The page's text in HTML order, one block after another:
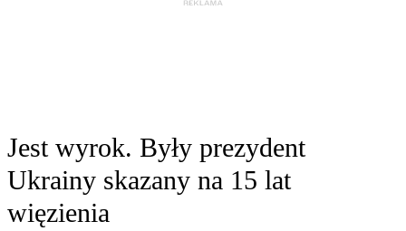
Jest wyrok. Były prezydent
Ukrainy skazany na 15 lat
więzienia